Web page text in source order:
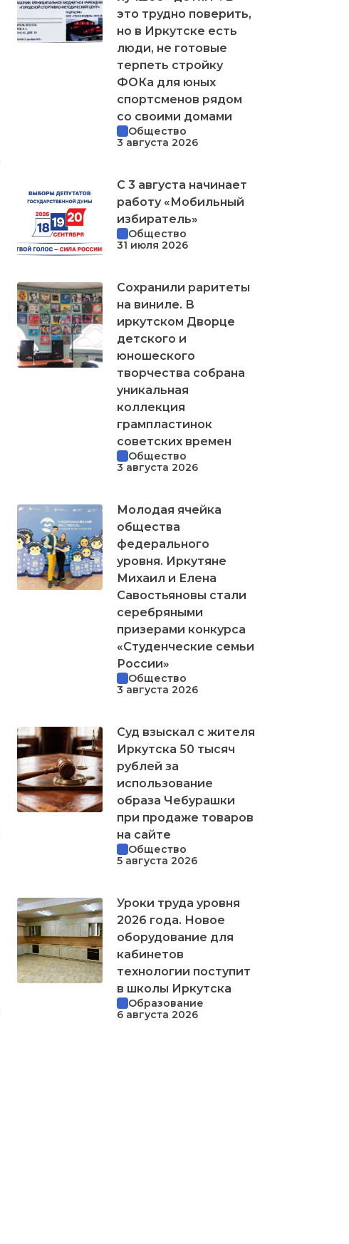
это трудно поверить,
но в Иркутске есть
люди, не готовые
терпеть стройку
ФОКа для юных
спортсменов рядом
со своими домами
Общество
3 августа 2026
С 3 августа начинает
работу «Мобильный
избиратель»
Общество
31 июля 2026
Сохранили раритеты
на виниле. В
иркутском Дворце
детского и
юношеского
творчества собрана
уникальная
коллекция
грампластинок
советских времен
Общество
3 августа 2026
Молодая ячейка
общества
федерального
уровня. Иркутяне
Михаил и Елена
Савостьяновы стали
серебряными
призерами конкурса
«Студенческие семьи
России»
Общество
3 августа 2026
Суд взыскал с жителя
Иркутска 50 тысяч
рублей за
использование
образа Чебурашки
при продаже товаров
на сайте
Общество
5 августа 2026
Уроки труда уровня
2026 года. Новое
оборудование для
кабинетов
технологии поступит
в школы Иркутска
Образование
6 августа 2026